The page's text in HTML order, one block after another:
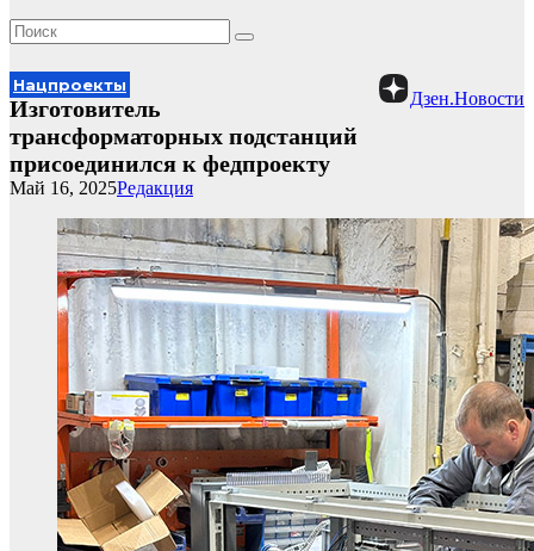
Дзен.Новости
Нацпроекты
Изготовитель
трансформаторных подстанций
присоединился к федпроекту
Редакция
Май 16, 2025